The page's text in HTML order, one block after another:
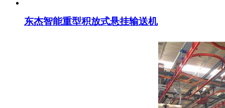
东杰智能重型积放式悬挂输送机